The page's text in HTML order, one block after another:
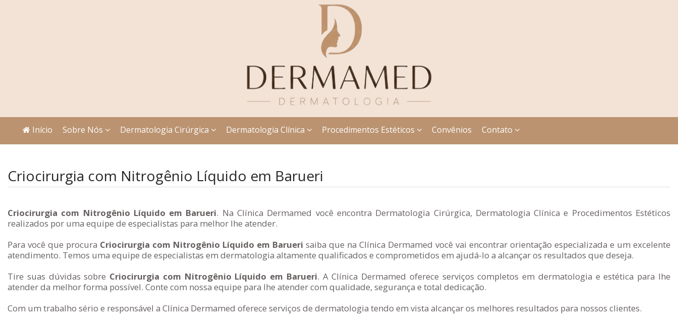
Início Sobre Nós Dermatologia Cirúrgica Dermatologia Clínica Procedimentos Estéticos Convênios Contato
Criocirurgia com Nitrogênio Líquido em Barueri
Criocirurgia com Nitrogênio Líquido em Barueri. Na Clínica Dermamed você encontra Dermatologia Cirúrgica, Dermatologia Clínica e Procedimentos Estéticos
realizados por uma equipe de especialistas para melhor lhe atender.
Para você que procura Criocirurgia com Nitrogênio Líquido em Barueri saiba que na Clínica Dermamed você vai encontrar orientação especializada e um excelente
atendimento. Temos uma equipe de especialistas em dermatologia altamente qualificados e comprometidos em ajudá-lo a alcançar os resultados que deseja.
Tire suas dúvidas sobre Criocirurgia com Nitrogênio Líquido em Barueri. A Clínica Dermamed oferece serviços completos em dermatologia e estética para lhe
atender da melhor forma possível. Conte com nossa equipe para lhe atender com qualidade, segurança e total dedicação.
Com um trabalho sério e responsável a Clínica Dermamed oferece serviços de dermatologia tendo em vista alcançar os melhores resultados para nossos clientes.